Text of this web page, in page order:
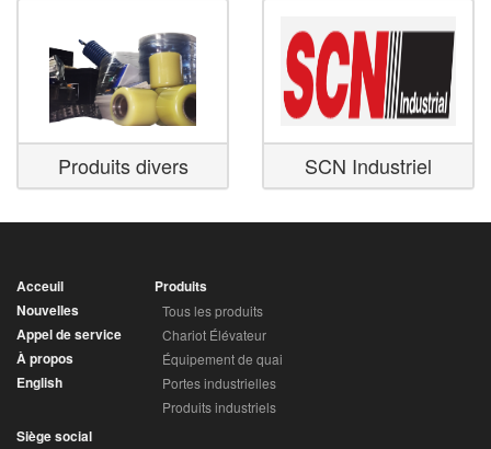
Produits divers SCN Industriel
Acceuil
Nouvelles
Appel de service
À propos
English
Produits
Tous les produits
Chariot Élévateur
Équipement de quai
Portes industrielles
Produits industriels
Siège social